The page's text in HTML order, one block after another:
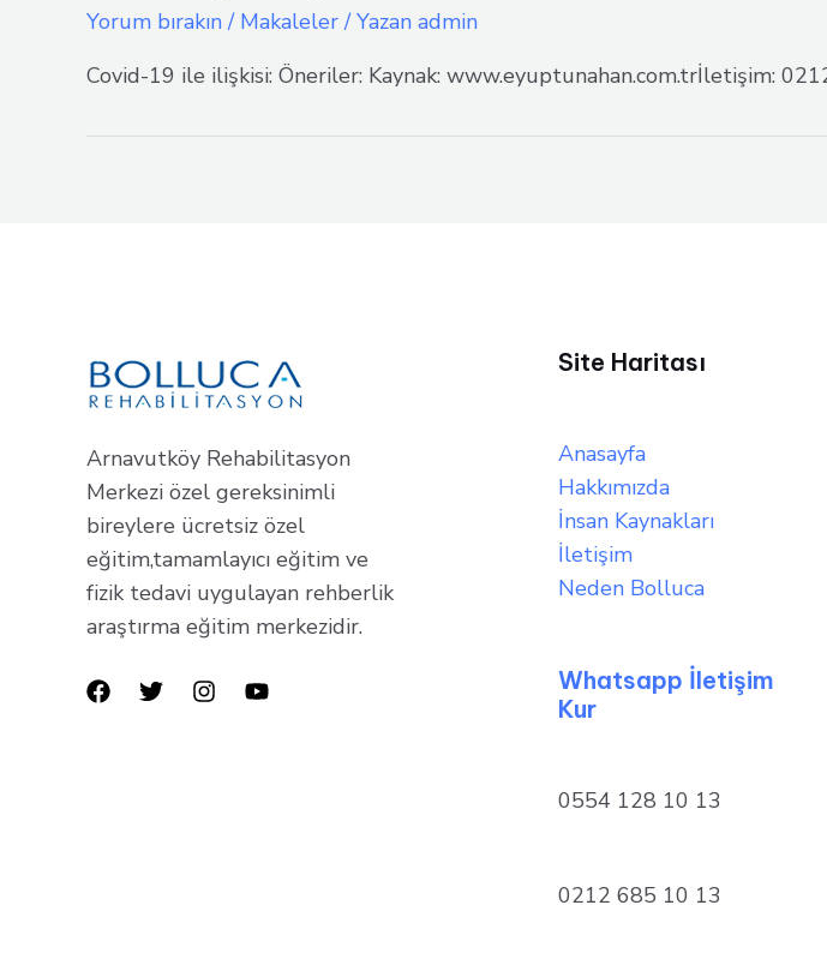
Yorum bırakın / Makaleler/ Yazan admin
Covid-19 ile ilişkisi: Öneriler: Kaynak: www.eyuptunahan.com.trİletişim:
Arnavutköy Rehabilitasyon
Merkezi özel gereksinimli
bireylere ücretsiz özel
eğitim,tamamlayıcı eğitim ve
fizik tedavi uygulayan rehberlik
araştırma eğitim merkezidir.
Site Haritası
Anasayfa
Hakkımızda
İnsan Kaynakları
İletişim
Neden Bolluca
Whatsapp İletişim
Kur
0554 128 10 13
0212 685 10 13